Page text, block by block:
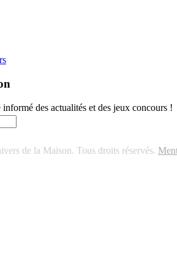
des actualités et des jeux concours !
de la Maison. Tous droits réservés.